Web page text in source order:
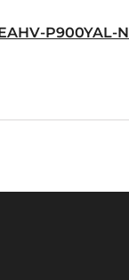
P900YAL-N